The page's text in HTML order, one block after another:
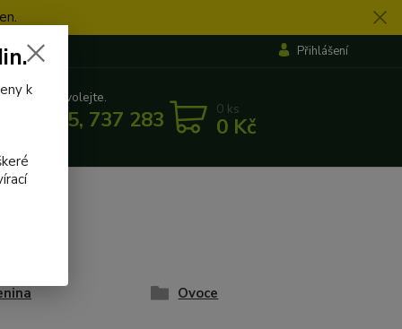
Přihlášení
rady? Zavolejte.
862 655, 737 283 505 0 ks
0 Kč
Ovoce
k